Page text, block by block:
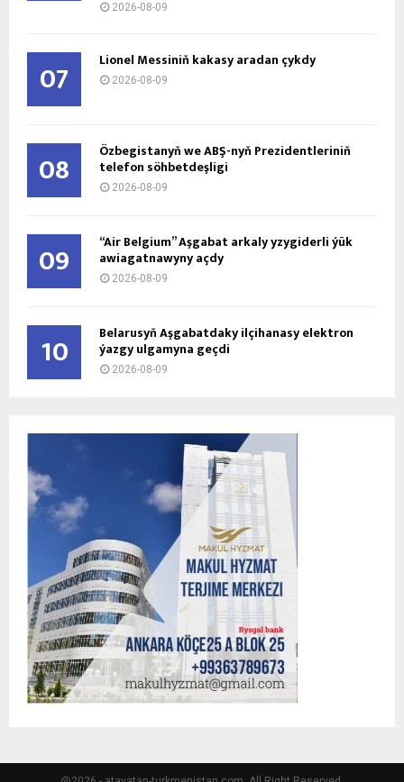
2026-08-09
07 Lionel Messiniň kakasy aradan çykdy
2026-08-09
08 Özbegistanyň we ABŞ-nyň Prezidentleriniň
telefon söhbetdeşligi
2026-08-09
09 “Air Belgium” Aşgabat arkaly yzygiderli ýük
awiagatnawyny açdy
2026-08-09
10 Belarusyň Aşgabatdaky ilçihanasy elektron
ýazgy ulgamyna geçdi
2026-08-09